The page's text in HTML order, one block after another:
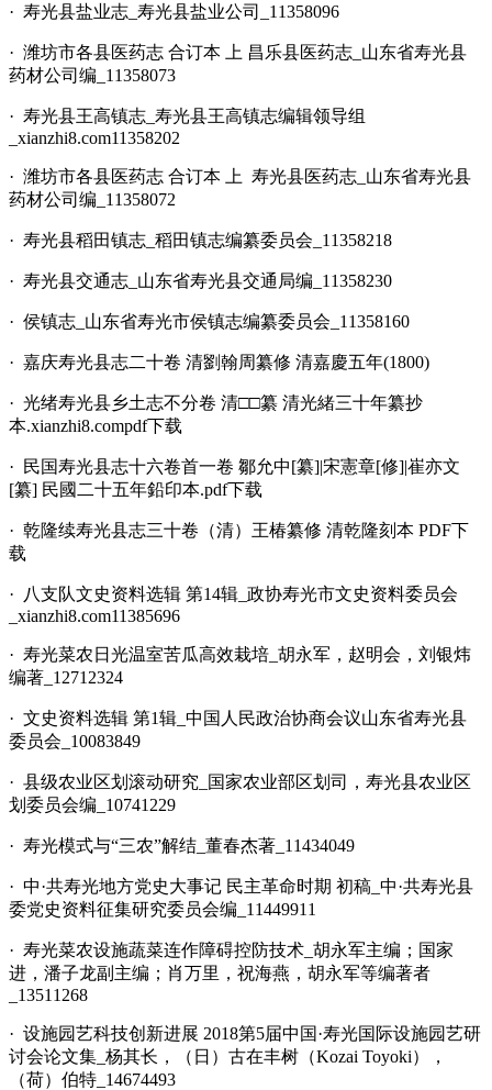
· 寿光县盐业志_寿光县盐业公司_11358096
· 潍坊市各县医药志 合订本 上 昌乐县医药志_山东省寿光县
药材公司编_11358073
· 寿光县王高镇志_寿光县王高镇志编辑领导组
_xianzhi8.com11358202
· 潍坊市各县医药志 合订本 上 寿光县医药志_山东省寿光县
药材公司编_11358072
· 寿光县稻田镇志_稻田镇志编纂委员会_11358218
· 寿光县交通志_山东省寿光县交通局编_11358230
· 侯镇志_山东省寿光市侯镇志编纂委员会_11358160
· 嘉庆寿光县志二十卷 清劉翰周纂修 清嘉慶五年(1800)
· 光绪寿光县乡土志不分卷 清□□纂 清光緒三十年纂抄
本.xianzhi8.compdf下载
·
民国寿光县志十六卷首一卷 鄒允中[纂]|宋憲章[修]|崔亦文
[纂] 民國二十五年鉛印本.pdf下载
· 乾隆续寿光县志三十卷（清）王椿纂修 清乾隆刻本 PDF下
载
· 八支队文史资料选辑 第14辑_政协寿光市文史资料委员会
_xianzhi8.com11385696
· 寿光菜农日光温室苦瓜高效栽培_胡永军，赵明会，刘银炜
编著_12712324
· 文史资料选辑 第1辑_中国人民政治协商会议山东省寿光县
委员会_10083849
· 县级农业区划滚动研究_国家农业部区划司，寿光县农业区
划委员会编_10741229
· 寿光模式与“三农”解结_董春杰著_11434049
· 中·共寿光地方党史大事记 民主革命时期 初稿_中·共寿光县
委党史资料征集研究委员会编_11449911
· 寿光菜农设施蔬菜连作障碍控防技术_胡永军主编；国家
进，潘子龙副主编；肖万里，祝海燕，胡永军等编著者
_13511268
· 设施园艺科技创新进展 2018第5届中国·寿光国际设施园艺研
讨会论文集_杨其长，（日）古在丰树（Kozai Toyoki），
（荷）伯特_14674493